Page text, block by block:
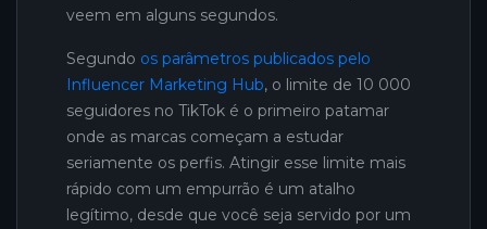
veem em alguns segundos.
Segundo os parâmetros publicados pelo
Influencer Marketing Hub, o limite de 10 000
seguidores no TikTok é o primeiro patamar
onde as marcas começam a estudar
seriamente os perfis. Atingir esse limite mais
rápido com um empurrão é um atalho
legítimo, desde que você seja servido por um